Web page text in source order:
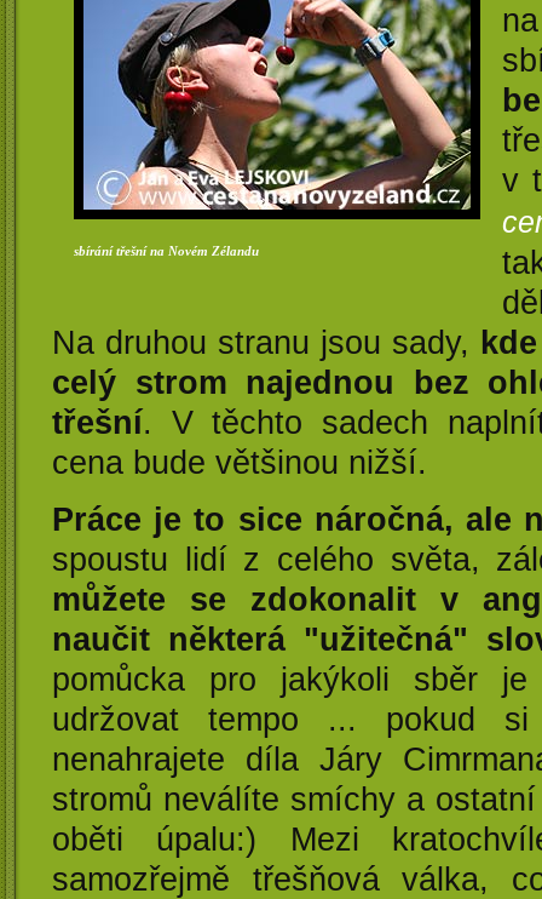
sbírání třešní na Novém Zélandu
v
Na druhou stranu jsou sady,
celý strom najednou bez
třešní. V těchto sadech
cena bude většinou nižší.
Práce je to sice náročná, ale
spoustu lidí z celého světa,
můžete se zdokonalit v
naučit některá "užitečná"
pomůcka pro jakýkoli sběr
udržovat tempo ... pokud
nenahrajete díla Járy
stromů neválíte smíchy a
oběti úpalu:) Mezi
samozřejmě třešňová válka,